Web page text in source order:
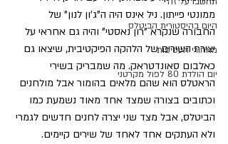
היום בהיסטורית הביטלס
מאחורי העטיפות
יום הולדת 80 לפול מקרטני
ממונטי פייתון. ניל אינס היה ה"ג'ון לנון" של
החבורה שנקרא "רון נאסטי" והיה גם אחראי על
יצירת השירים של הלהקה הפיקטיבית, שיצאו גם
כאלבום סאונדטראק. מה שמבריק בשירי
הראטלס הוא שהם מלאים בהומור אבל מולחנים
וכתובים בצורה שמצד אחד מאוד נשמעת כמו
הביטלס, אבל מצד שני יצרה לחנים חדשים לגמרי
ולא העתקים אחד לאחד של שירים קיימים.